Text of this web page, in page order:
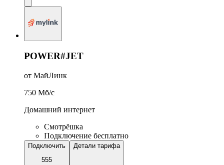
POWER#JET
от МайЛинк
750 Мб/c
Домашний интернет
Смотрёшка
Подключение бесплатно
Подключить
555
Детали тарифа